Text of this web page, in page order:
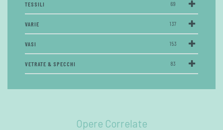
TESSILI 69
VARIE 137
VASI 153
VETRATE & SPECCHI 83
Opere Correlate